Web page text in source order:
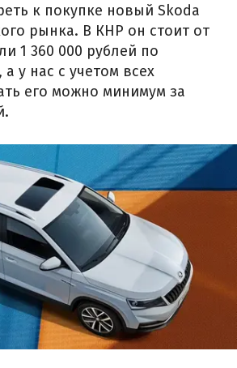
к покупке новый Skoda
рынка. В КНР он стоит от
1 360 000 рублей по
у нас с учетом всех
его можно минимум за